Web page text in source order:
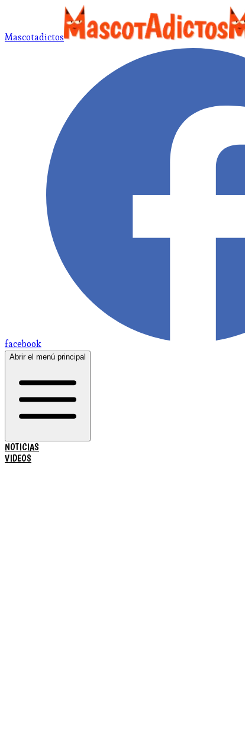
Mascotadictos
facebook
Abrir el menú principal
NOTICIAS
VIDEOS